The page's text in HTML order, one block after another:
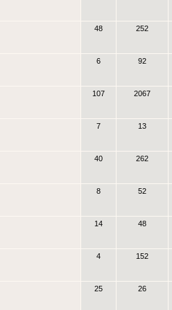
48 252
6 92
107 2067
7 13
40 262
8 52
14 48
4 152
25 26